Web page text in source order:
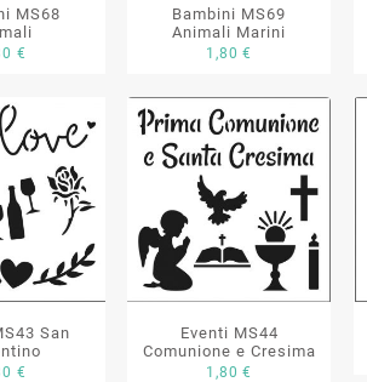
MS68
€
Bambini MS69
Animali Marini
1,80€
San
€
Eventi MS44
Comunione e Cresima
1,80€